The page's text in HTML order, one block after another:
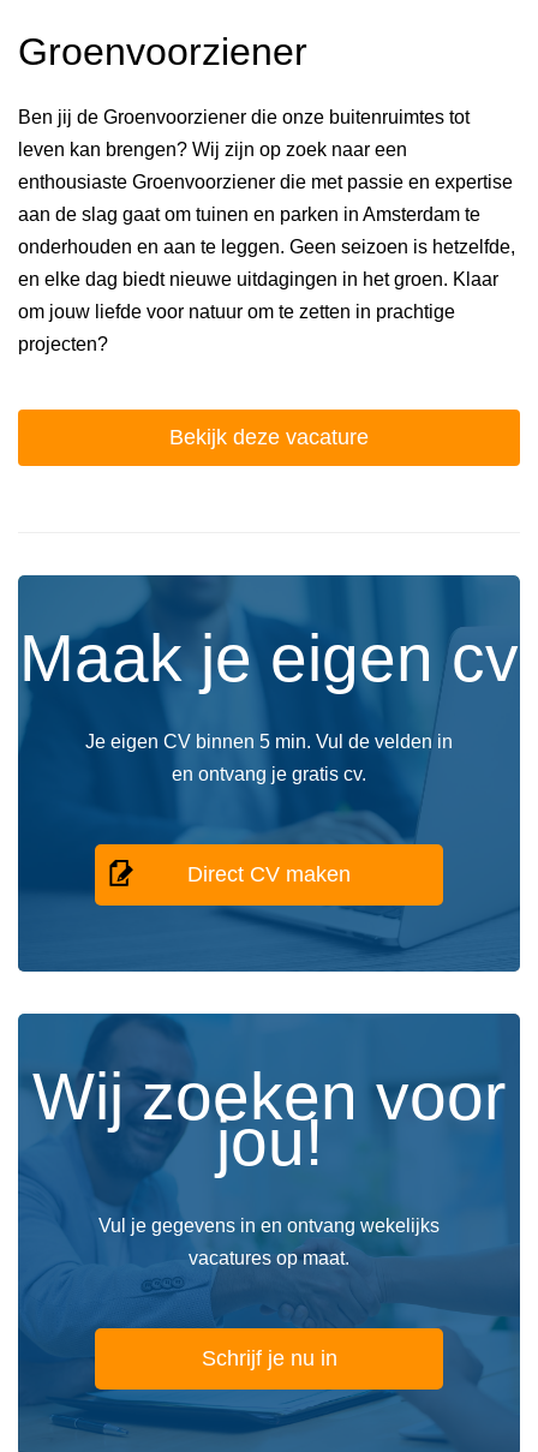
Groenvoorziener
Ben jij de Groenvoorziener die onze buitenruimtes tot
leven kan brengen? Wij zijn op zoek naar een
enthousiaste Groenvoorziener die met passie en expertise
aan de slag gaat om tuinen en parken in Amsterdam te
onderhouden en aan te leggen. Geen seizoen is hetzelfde,
en elke dag biedt nieuwe uitdagingen in het groen. Klaar
om jouw liefde voor natuur om te zetten in prachtige
projecten?
Bekijk deze vacature
Maak je eigen cv
Je eigen CV binnen 5 min. Vul de velden in
en ontvang je gratis cv.
Direct CV maken
Wij zoeken voor
jou!
Vul je gegevens in en ontvang wekelijks
vacatures op maat.
Schrijf je nu in